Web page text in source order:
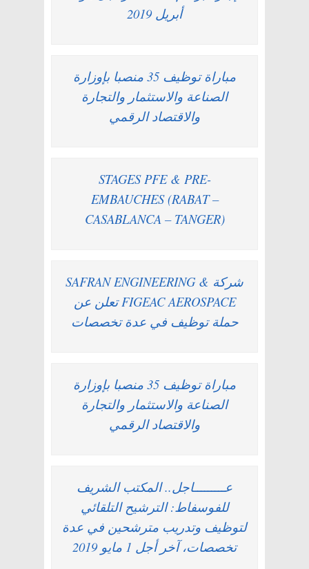
أبريل 2019
مباراة توظيف 35 منصبا بإوزارة
الصناعة والاستثمار والتجارة
والاقتصاد الرقمي
STAGES PFE & PRE-
EMBAUCHES (RABAT –
CASABLANCA – TANGER)
شركة SAFRAN ENGINEERING &
FIGEAC AEROSPACE تعلن عن
حملة توظيف في عدة تخصصات
مباراة توظيف 35 منصبا بإوزارة
الصناعة والاستثمار والتجارة
والاقتصاد الرقمي
عـــــــــاجل.. المكتب الشريف
للفوسفاط: الترشيح التلقائي
لتوظيف وتدريب مترشحين في عدة
تخصصات، آخر أجل 1 مايو 2019